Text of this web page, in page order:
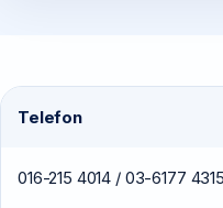
Telefon
016-215 4014 / 03-6177 4315